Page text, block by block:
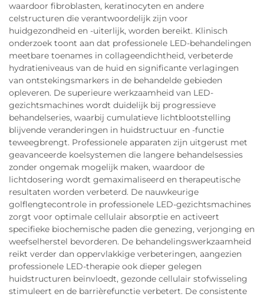
waardoor fibroblasten, keratinocyten en andere
celstructuren die verantwoordelijk zijn voor
huidgezondheid en -uiterlijk, worden bereikt. Klinisch
onderzoek toont aan dat professionele LED-behandelingen
meetbare toenames in collageendichtheid, verbeterde
hydratieniveaus van de huid en significante verlagingen
van ontstekingsmarkers in de behandelde gebieden
opleveren. De superieure werkzaamheid van LED-
gezichtsmachines wordt duidelijk bij progressieve
behandelseries, waarbij cumulatieve lichtblootstelling
blijvende veranderingen in huidstructuur en -functie
teweegbrengt. Professionele apparaten zijn uitgerust met
geavanceerde koelsystemen die langere behandelsessies
zonder ongemak mogelijk maken, waardoor de
lichtdosering wordt gemaximaliseerd en therapeutische
resultaten worden verbeterd. De nauwkeurige
golflengtecontrole in professionele LED-gezichtsmachines
zorgt voor optimale cellulair absorptie en activeert
specifieke biochemische paden die genezing, verjonging en
weefselherstel bevorderen. De behandelingswerkzaamheid
reikt verder dan oppervlakkige verbeteringen, aangezien
professionele LED-therapie ook dieper gelegen
huidstructuren beïnvloedt, gezonde cellulair stofwisseling
stimuleert en de barrièrefunctie verbetert. De consistente